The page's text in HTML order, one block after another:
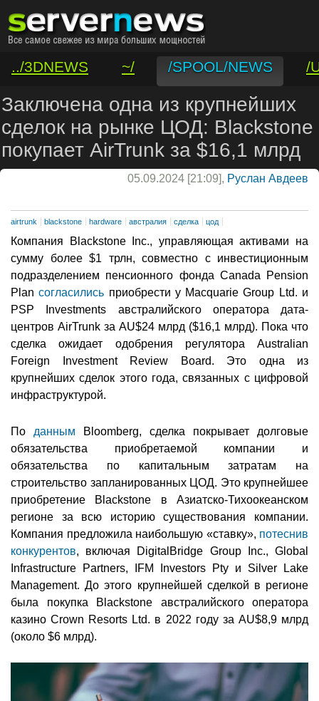
../3DNEWS ~/ /SPOOL/NEWS
/
/VAR/CONTACT
Заключена одна из крупнейших
сделок на рынке ЦОД: Blackstone
покупает AirTrunk за $16,1 млрд
05.09.2024 [21:09], Руслан Авдеев
airtrunk blackstone hardware австралия сделка цод
Компания Blackstone Inc., управляющая активами на
сумму более $1 трлн, совместно с инвестиционным
подразделением пенсионного фонда Canada Pension
Planсогласились приобрести у Macquarie Group Ltd. и
PSP Investments австралийского оператора дата-
центров AirTrunk за AU$24 млрд ($16,1 млрд). Пока что
сделка ожидает одобрения регулятора Australian
Foreign Investment Review Board. Это одна из
крупнейших сделок этого года, связанных с цифровой
инфраструктурой.
По данным Bloomberg, сделка покрывает долговые
обязательства приобретаемой компании и
обязательства по капитальным затратам на
строительство запланированных ЦОД. Это крупнейшее
приобретение Blackstone в Азиатско-Тихоокеанском
регионе за всю историю существования компании.
Компания предложила наибольшую «ставку», потеснив
конкурентов, включая DigitalBridge Group Inc., Global
Infrastructure Partners, IFM Investors Pty и Silver Lake
Management. До этого крупнейшей сделкой в регионе
была покупка Blackstone австралийского оператора
казино Crown Resorts Ltd. в 2022 году за AU$8,9 млрд
(около $6 млрд).